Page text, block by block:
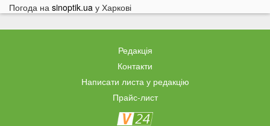
На Луцьк насувається гроза
Біля Луцька негода наробила біди: волиняни
публікують наслідки у мережі
Астрологи назвали знаки Зодіаку, для яких серпень
Погода на sinoptik.ua у Харкові
Редакція
Контакти
Написати листа у редакцію
Прайс-лист